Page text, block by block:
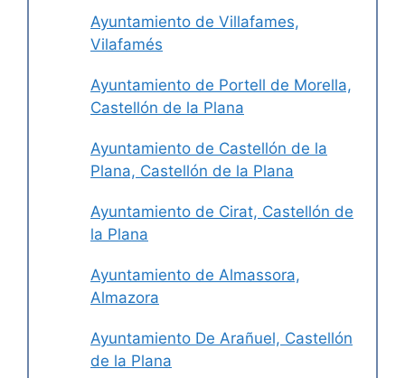
Ayuntamiento de Villafames,
Vilafamés
Ayuntamiento de Portell de Morella,
Castellón de la Plana
Ayuntamiento de Castellón de la
Plana, Castellón de la Plana
Ayuntamiento de Cirat, Castellón de
la Plana
Ayuntamiento de Almassora,
Almazora
Ayuntamiento De Arañuel, Castellón
de la Plana